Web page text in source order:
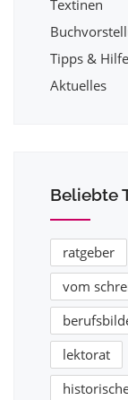
Textinen
Tipps &
Aktuelles
Beliebte
ratgeber
vom
lektorat